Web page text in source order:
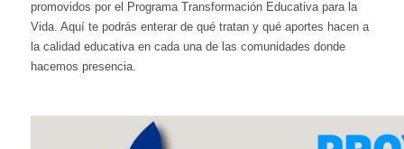
promovidos por el Programa Transformación Educativa para la
Vida. Aquí te podrás enterar de qué tratan y qué aportes hacen a
la calidad educativa en cada una de las comunidades donde
hacemos presencia.​